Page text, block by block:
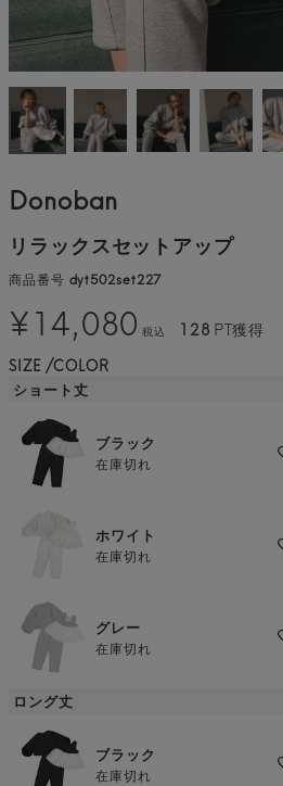
Donoban
リラックスセットアップ
商品番号 dyt502set227
¥14,080 税込 128 PT獲得
SIZE
COLOR
ショート丈
ブラック
在庫切れ
ホワイト
在庫切れ
グレー
在庫切れ
ロング丈
ブラック
在庫切れ